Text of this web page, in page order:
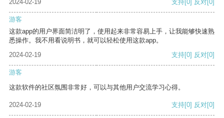
2024-02-19
支持[0] 反对[0]
游客
这款app的用户界面简洁明了，使用起来非常容易上手，让我能够快速熟
悉操作。我不用看说明书，就可以轻松使用这款app。
2024-02-19
支持[0] 反对[0]
游客
这款软件的社区氛围非常好，可以与其他用户交流学习心得。
2024-02-19 支持[0] 反对[0]